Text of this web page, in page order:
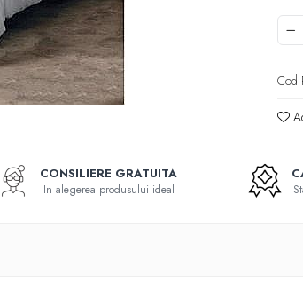
Cod
CONSILIERE GRATUITA
In alegerea produsului ideal